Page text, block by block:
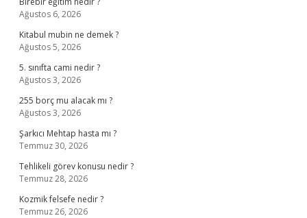
Ağustos 6, 2026
Kitabul mubin ne demek ?
Ağustos 5, 2026
5. sınıfta cami nedir ?
Ağustos 3, 2026
255 borç mu alacak mı ?
Ağustos 3, 2026
Şarkıcı Mehtap hasta mı ?
Temmuz 30, 2026
Tehlikeli görev konusu nedir ?
Temmuz 28, 2026
Kozmik felsefe nedir ?
Temmuz 26, 2026